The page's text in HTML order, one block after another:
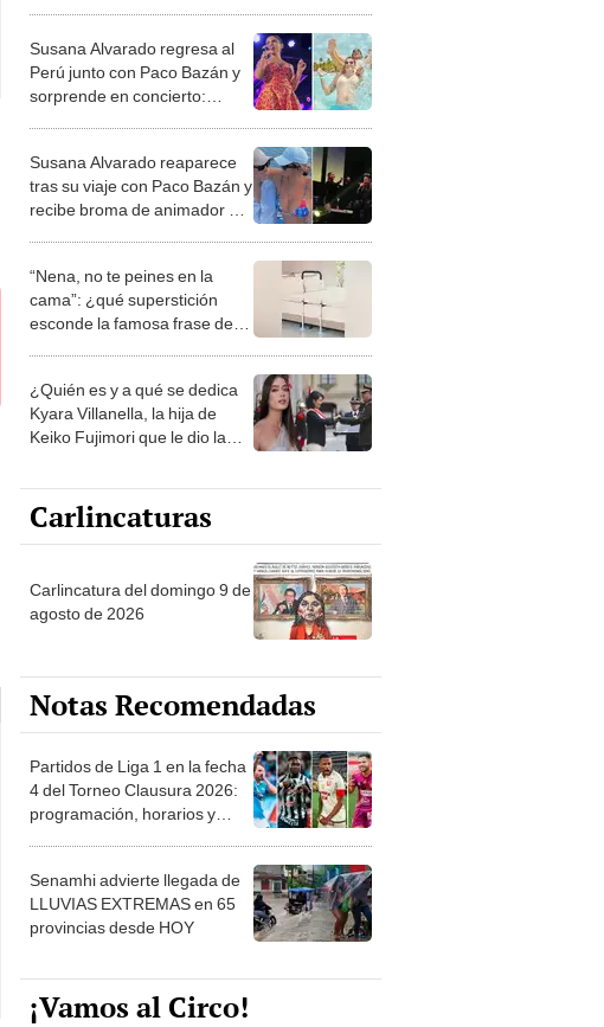
Susana Alvarado regresa al
Perú junto con Paco Bazán y
sorprende en concierto:
Susana Alvarado reaparece
tras su viaje con Paco Bazán y
recibe broma de animador de
“Nena, no te peines en la
cama”: ¿qué superstición
esconde la famosa frase de
¿Quién es y a qué se dedica
Kyara Villanella, la hija de
Keiko Fujimori que le dio la
Carlincaturas
Carlincatura del domingo 9 de
agosto de 2026
Notas Recomendadas
Partidos de Liga 1 en la fecha
4 del Torneo Clausura 2026:
programación, horarios y
Senamhi advierte llegada de
LLUVIAS EXTREMAS en 65
provincias desde HOY
¡Vamos al Circo!